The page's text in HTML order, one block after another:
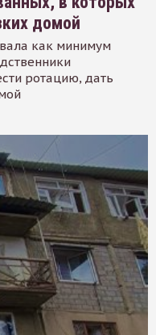
домой
как минимум
ротацию, дать